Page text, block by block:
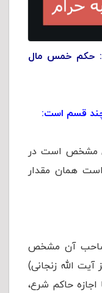
احکام خمس: فصل دوم: بخش ۱۶: حکم خمس مال
چند قسم است:
مشخص است در
همان مقدار
صاحب آن مشخص
الله زنجانی)
اجازه حاکم شرع،